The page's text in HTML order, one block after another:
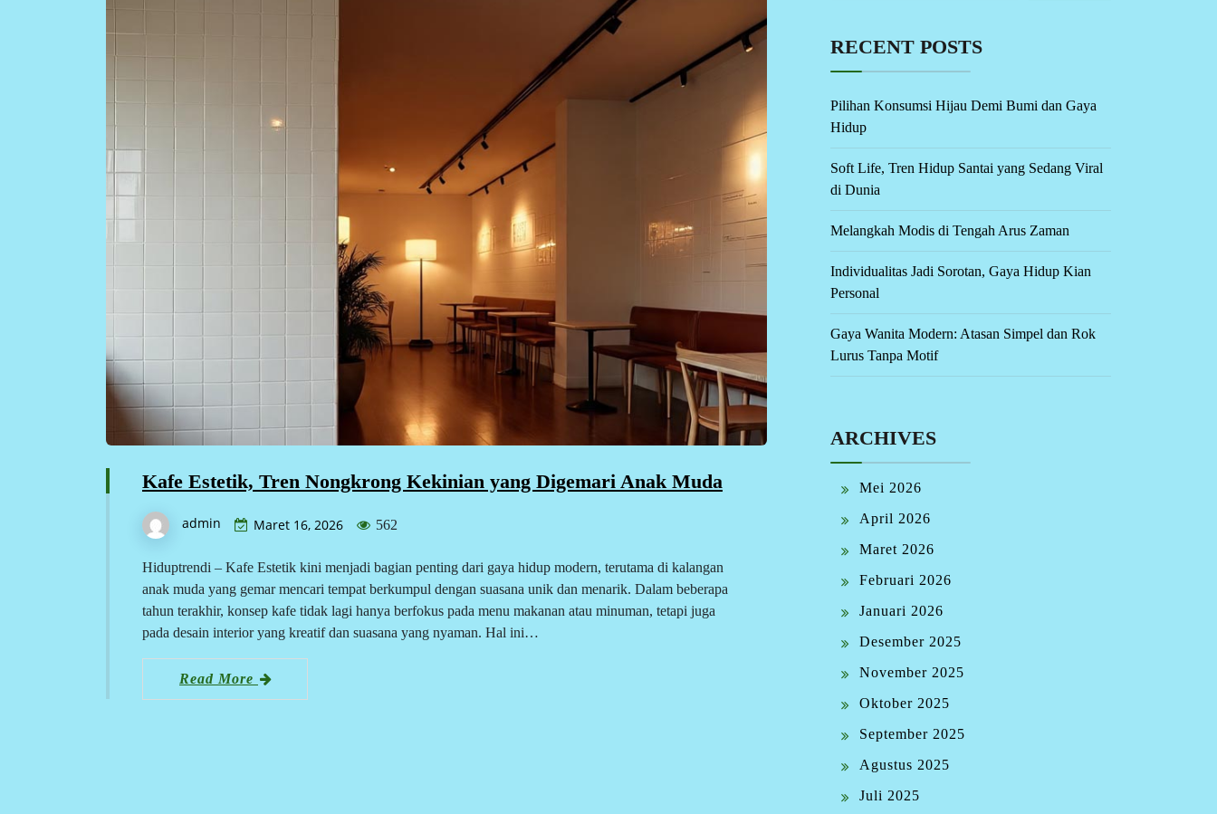
Kafe Estetik, Tren Nongkrong Kekinian yang Digemari Anak Muda
admin Maret 16, 2026 562
Hiduptrendi – Kafe Estetik kini menjadi bagian penting dari gaya hidup modern, terutama di kalangan
anak muda yang gemar mencari tempat berkumpul dengan suasana unik dan menarik. Dalam beberapa
tahun terakhir, konsep kafe tidak lagi hanya berfokus pada menu makanan atau minuman, tetapi juga
pada desain interior yang kreatif dan suasana yang nyaman. Hal ini…
Read More
RECENT POSTS
Pilihan Konsumsi Hijau Demi Bumi dan Gaya
Hidup
Soft Life, Tren Hidup Santai yang Sedang Viral
di Dunia
Melangkah Modis di Tengah Arus Zaman
Individualitas Jadi Sorotan, Gaya Hidup Kian
Personal
Gaya Wanita Modern: Atasan Simpel dan Rok
Lurus Tanpa Motif
ARCHIVES
Mei 2026
April 2026
Maret 2026
Februari 2026
Januari 2026
Desember 2025
November 2025
Oktober 2025
September 2025
Agustus 2025
Juli 2025